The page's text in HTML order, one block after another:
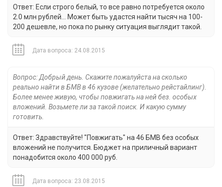
Ответ: Если строго белый, то все равно потребуется около
2.0 млн рублей... Может быть удастся найти тысяч на 100-
200 дешевле, но пока по рынку ситуация выглядит такой.
Дата вопроса: 24.08.2015
Вопрос: Добрый день. Скажите пожалуйста на сколько
реально найти в БМВ в 46 кузове (желательно рейстайлинг).
Более менее живую, чтобы повжигать на ней без. особых
вложений. Возьмете ли за такой поиск. И какую сумму
готовить.
Ответ: Здравствуйте! "Повжигать" на 46 БМВ без особых
вложений не получится. Бюджет на приличный вариант
понадобится около 400 000 руб.
Дата вопроса: 23.08.2015